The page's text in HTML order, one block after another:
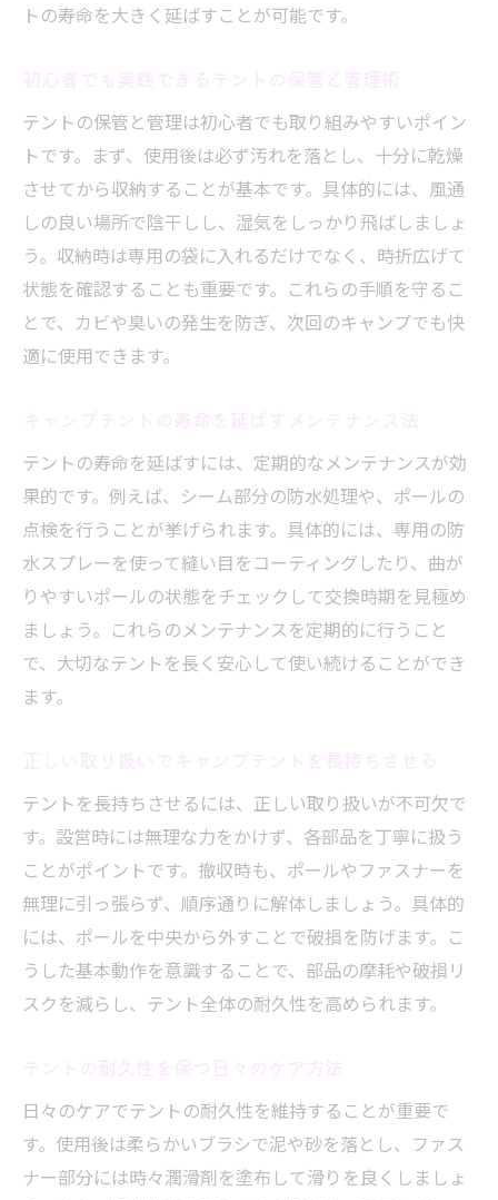
トの寿命を大きく延ばすことが可能です。
テントの保管と管理は初心者でも取り組みやすいポイン
トです。まず、使用後は必ず汚れを落とし、十分に乾燥
させてから収納することが基本です。具体的には、風通
しの良い場所で陰干しし、湿気をしっかり飛ばしましょ
う。収納時は専用の袋に入れるだけでなく、時折広げて
状態を確認することも重要です。これらの手順を守るこ
とで、カビや臭いの発生を防ぎ、次回のキャンプでも快
適に使用できます。
テントの寿命を延ばすには、定期的なメンテナンスが効
果的です。例えば、シーム部分の防水処理や、ポールの
点検を行うことが挙げられます。具体的には、専用の防
水スプレーを使って縫い目をコーティングしたり、曲が
りやすいポールの状態をチェックして交換時期を見極め
ましょう。これらのメンテナンスを定期的に行うこと
で、大切なテントを長く安心して使い続けることができ
ます。
テントを長持ちさせるには、正しい取り扱いが不可欠で
す。設営時には無理な力をかけず、各部品を丁寧に扱う
ことがポイントです。撤収時も、ポールやファスナーを
無理に引っ張らず、順序通りに解体しましょう。具体的
には、ポールを中央から外すことで破損を防げます。こ
うした基本動作を意識することで、部品の摩耗や破損リ
スクを減らし、テント全体の耐久性を高められます。
日々のケアでテントの耐久性を維持することが重要で
す。使用後は柔らかいブラシで泥や砂を落とし、ファス
ナー部分には時々潤滑剤を塗布して滑りを良くしましょ